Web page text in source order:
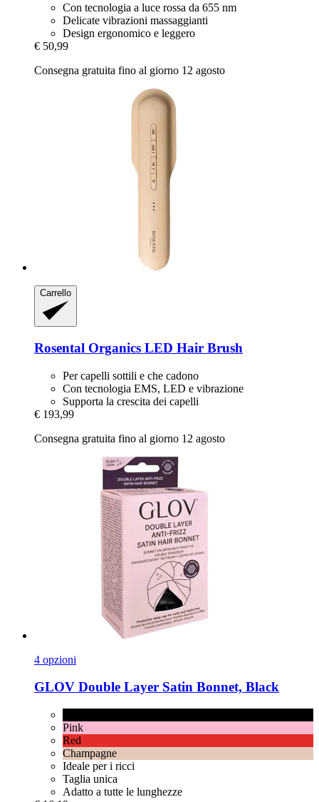
Con tecnologia a luce rossa da 655 nm
Delicate vibrazioni massaggianti
Design ergonomico e leggero
€ 50,99
Consegna gratuita fino al giorno 12 agosto
Carrello
Rosental Organics LED Hair Brush
Per capelli sottili e che cadono
Con tecnologia EMS, LED e vibrazione
Supporta la crescita dei capelli
€ 193,99
Consegna gratuita fino al giorno 12 agosto
4 opzioni
GLOV Double Layer Satin Bonnet, Black
Pink
Red
Champagne
Ideale per i ricci
Taglia unica
Adatto a tutte le lunghezze